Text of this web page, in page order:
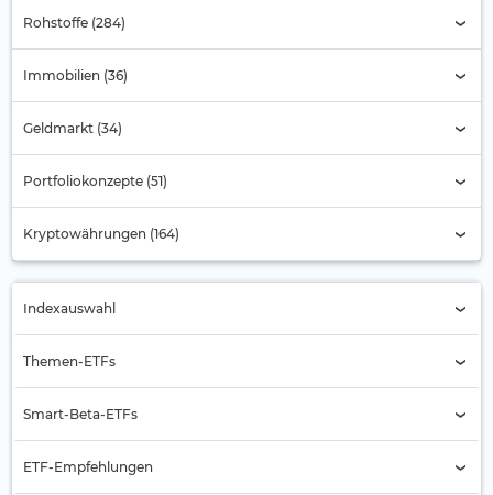
Rohstoffe (284)
Immobilien (36)
Geldmarkt (34)
Portfoliokonzepte (51)
Kryptowährungen (164)
Indexauswahl
Indexauswahl
Themen-ETFs
Automobilbranche
Banken
Smart-Beta-ETFs
ETF-Empfehlungen